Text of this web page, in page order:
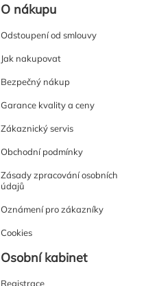
O nákupu
Odstoupení od smlouvy
Jak nakupovat
Bezpečný nákup
Garance kvality a ceny
Zákaznický servis
Obchodní podmínky
Zásady zpracování osobních
údajů
Oznámení pro zákazníky
Cookies
Osobní kabinet
Registrace